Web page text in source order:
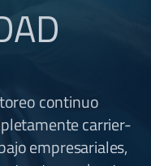
continuo
carrier-
empresariales,